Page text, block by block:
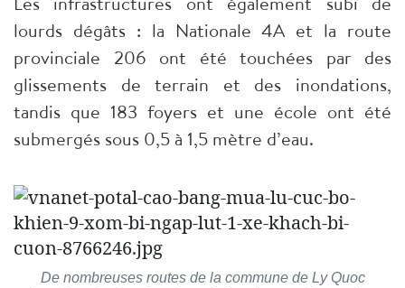
lourds dégâts : la Nationale 4A et la route
provinciale 206 ont été touchées par des
glissements de terrain et des inondations,
tandis que 183 foyers et une école ont été
submergés sous 0,5 à 1,5 mètre d’eau.
De nombreuses routes de la commune de Ly Quoc